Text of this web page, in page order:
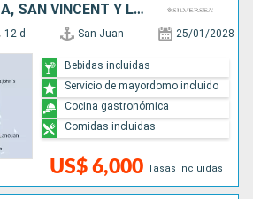
FRANCIA, DOMINICA, SAN VINCENT Y LAS GRANADINAS, GRENADA, ANTIGUA Y BARBUDA, PUERTO RICO
12 d San Juan 25/01/2028
US$ 6,000 Tasas incluidas
Bebidas incluidas
Servicio de mayordomo incluido
Cocina gastronómica
Comidas incluidas